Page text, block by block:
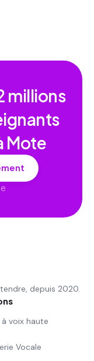
millions
Mote
depuis 2020.
voix haute
Vocale